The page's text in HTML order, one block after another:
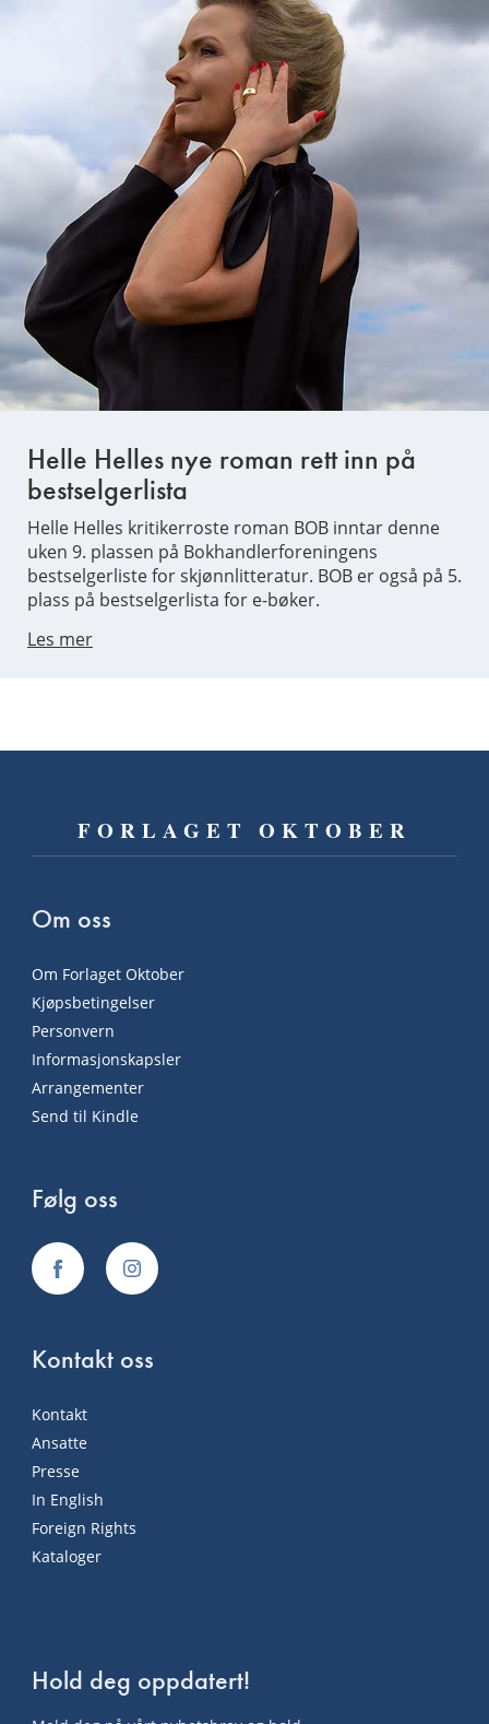
Helle Helles nye roman rett inn på
bestselgerlista
Helle Helles kritikerroste roman BOB inntar denne
uken 9. plassen på Bokhandlerforeningens
bestselgerliste for skjønnlitteratur. BOB er også på 5.
plass på bestselgerlista for e-bøker.
Les mer
FORLAGET OKTOBER
Om oss
Om Forlaget Oktober
Kjøpsbetingelser
Personvern
Informasjonskapsler
Arrangementer
Send til Kindle
Følg oss
Kontakt oss
Kontakt
Ansatte
Presse
In English
Foreign Rights
Kataloger
Hold deg oppdatert!